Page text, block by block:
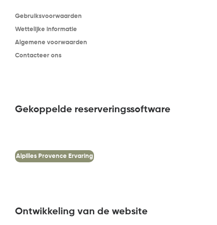
Gebruiksvoorwaarden
Wettelijke informatie
Algemene voorwaarden
Contacteer ons
Gekoppelde reserveringssoftware
Alpilles Provence Ervaring
Ontwikkeling van de website